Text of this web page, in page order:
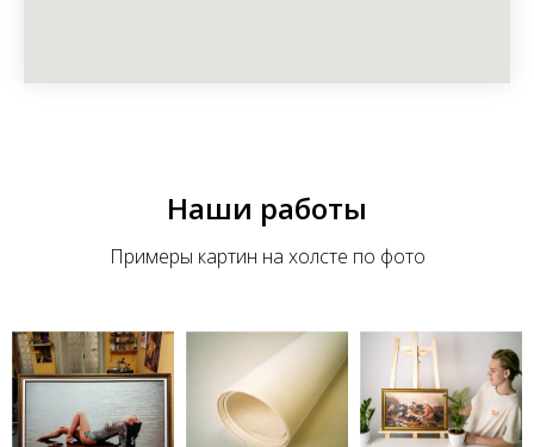
Наши работы
Примеры картин на холсте по фото